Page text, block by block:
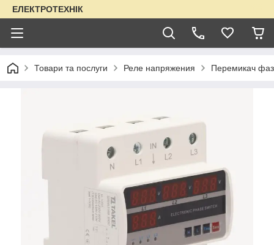
ЕЛЕКТРОТЕХНІК
Товари та послуги Реле напряжения Перемикач